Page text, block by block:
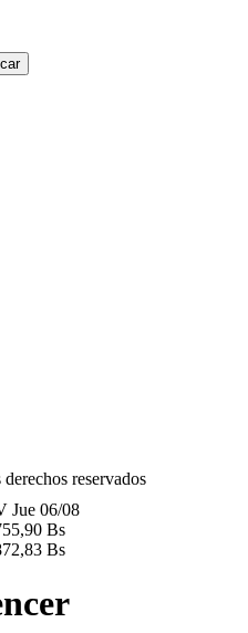
reservados
Jue 06/08
Bs
Bs